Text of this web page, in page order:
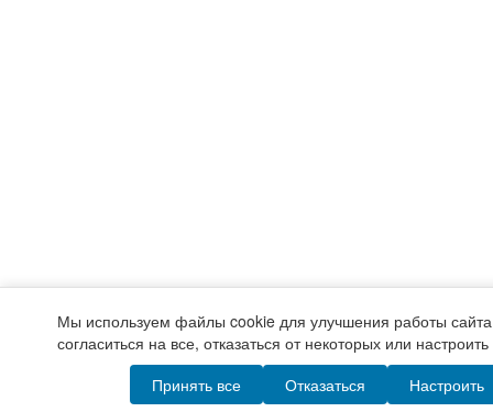
Мы используем файлы cookie для улучшения работы
согласиться на все, отказаться от некоторых или
Принять все
Отказаться Настроить